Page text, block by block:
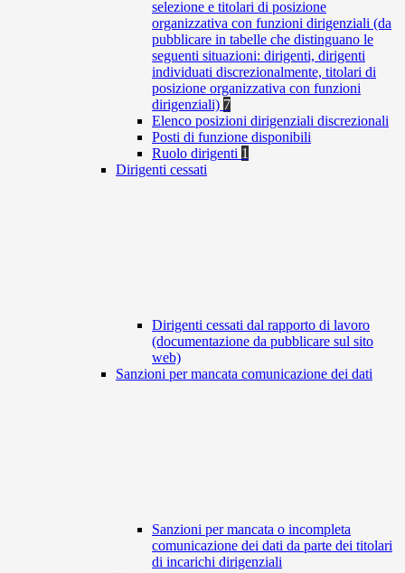
selezione e titolari di posizione
organizzativa con funzioni dirigenziali (da
pubblicare in tabelle che distinguano le
seguenti situazioni: dirigenti, dirigenti
individuati discrezionalmente, titolari di
posizione organizzativa con funzioni
dirigenziali) 7
Elenco posizioni dirigenziali discrezionali
Posti di funzione disponibili
Ruolo dirigenti 1
Dirigenti cessati
Dirigenti cessati dal rapporto di lavoro
(documentazione da pubblicare sul sito
web)
Sanzioni per mancata comunicazione dei dati
Sanzioni per mancata o incompleta
comunicazione dei dati da parte dei titolari
di incarichi dirigenziali